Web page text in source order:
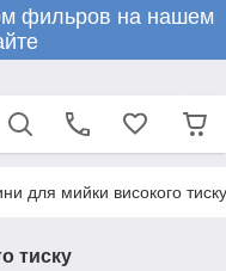
фильров на нашем
для мийки високого тиску
тиску